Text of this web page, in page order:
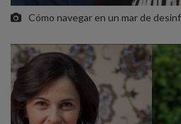
Cómo navegar en un mar de